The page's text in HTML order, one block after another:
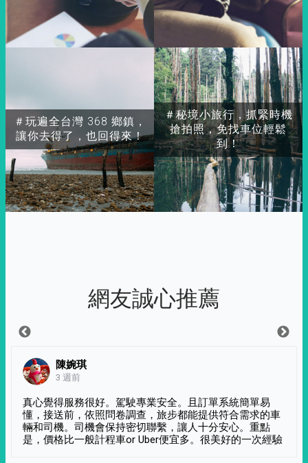
＃玩遍全台灣 368 鄉鎮，
讓你去得了，也回得來！
＃秘境小旅行，抓緊時機
搶拍照，免找車位輕鬆
到！
網友誠心推薦
陳婉琪
3 週前
真心覺得服務很好。駕駛專業安全。且訂單系統簡單易
懂，接送前，依照問卷調查，旅步都能提供符合需求的車
輛和司機。司機會保持密切聯繫，讓人十分安心。重點
是，價格比一般計程車or Uber便宜多。很美好的一次經驗